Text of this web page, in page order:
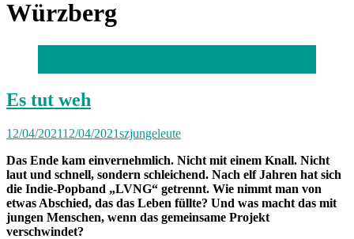
Würzberg
Es tut weh
12/04/202112/04/2021szjungeleute
Das Ende kam einvernehmlich. Nicht mit einem Knall. Nicht
laut und schnell, sondern schleichend. Nach elf Jahren hat sich
die Indie-Popband „LVNG“ getrennt. Wie nimmt man von
etwas Abschied, das das Leben füllte? Und was macht das mit
jungen Menschen, wenn das gemeinsame Projekt
verschwindet?